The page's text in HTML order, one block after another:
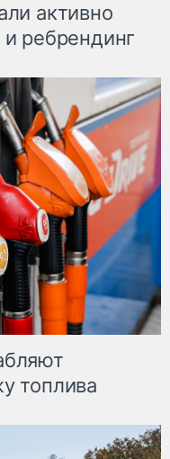
активно
ребрендинг
топлива